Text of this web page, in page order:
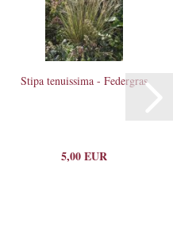
Stipa tenuissima - Federgras
5,00 EUR